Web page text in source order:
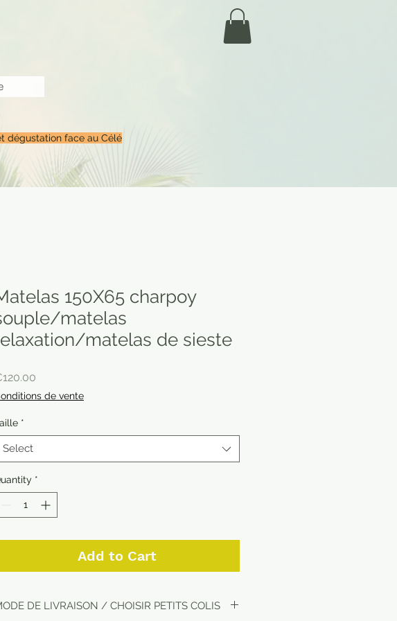
dégustation face au Célé
150X65 charpoy
matelas
matelas de sieste
de vente
*
Select
*
Add to Cart
DE LIVRAISON / CHOISIR PETITS COLIS